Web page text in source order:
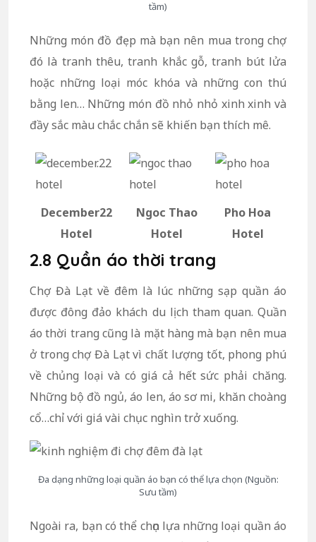
tầm)
Những món đồ đẹp mà bạn nên mua trong chợ
đó là tranh thêu, tranh khắc gỗ, tranh bút lửa
hoặc những loại móc khóa và những con thú
bằng len… Những món đồ nhỏ nhỏ xinh xinh và
đầy sắc màu chắc chắn sẽ khiến bạn thích mê.
December22
Hotel
Ngoc Thao
Hotel
Pho Hoa
Hotel
2.8 Quần áo thời trang
Chợ Đà Lạt về đêm là lúc những sạp quần áo
được đông đảo khách du lịch tham quan. Quần
áo thời trang cũng là mặt hàng mà bạn nên mua
ở trong chợ Đà Lạt vì chất lượng tốt, phong phú
về chủng loại và có giá cả hết sức phải chăng.
Những bộ đồ ngủ, áo len, áo sơ mi, khăn choàng
cổ…chỉ với giá vài chục nghìn trở xuống.
Đa dạng những loại quần áo bạn có thể lựa chọn (Nguồn:
Sưu tầm)
Ngoài ra, bạn có thể chọn lựa những loại quần áo